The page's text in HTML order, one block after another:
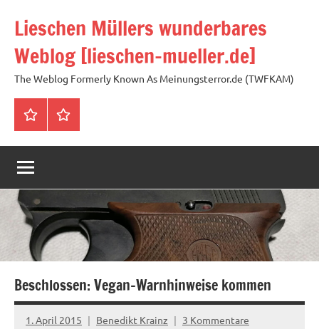
Inhalt
springen
Lieschen Müllers wunderbares
Weblog [lieschen-mueller.de]
The Weblog Formerly Known As Meinungsterror.de (TWFKAM)
ImpressumDatenschutzerklärung
Beschlossen: Vegan-Warnhinweise kommen
1. April 2015 Benedikt Krainz 3 Kommentare